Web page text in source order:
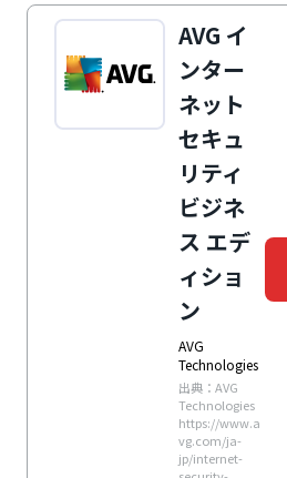
供しています。
AVG イ
ンター
ネット
セキュ
リティ
ビジネ
ス エデ
ィショ
ン
AVG
Technologies
出典：AVG
Technologies
https://www.a
vg.com/ja-
jp/internet-